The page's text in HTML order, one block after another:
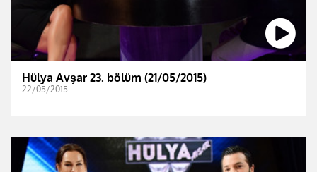
Hülya Avşar 23. bölüm (21/05/2015)
22/05/2015